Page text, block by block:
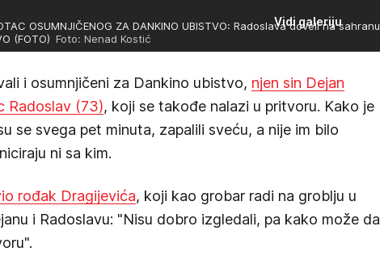
Vidi galeriju
OSUMNJIČENOG ZA DANKINO UBISTVO: Radoslava doveli na sahranu
(FOTO) Foto: Nenad Kostić
i osumnjičeni za Dankino ubistvo, njen sin Dejan
Radoslav (73), koji se takođe nalazi u pritvoru. Kako je
se svega pet minuta, zapalili sveću, a nije im bilo
ni sa kim.
rođak Dragijevića, koji kao grobar radi na groblju u
i Radoslavu: "Nisu dobro izgledali, pa kako može da